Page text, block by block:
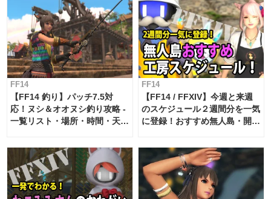
FF14
【FF14 釣り】パッチ7.5対
応！ヌシ＆オオヌシ釣り攻略 -
一覧リスト・場所・時間・天
FF14
【FF14 / FFXIV】今週と来週
のスケジュール２週間分を一気
に登録！おすすめ無人島・開拓
対応 / 毎週更新中】